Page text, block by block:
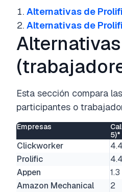
Alternativas de
Alternativas de
Esta sección compara
participantes o
Empresas
5)*
Clickworker 4.4
Prolific
4.4
Appen
1.3
Amazon Mechanical
2